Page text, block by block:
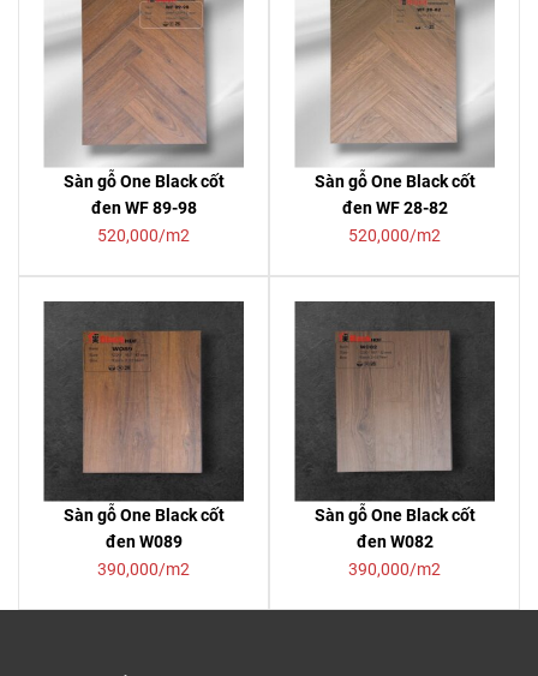
Sàn gỗ One Black cốt
đen WF 89-98
520,000/m2
Sàn gỗ One Black cốt
đen WF 28-82
520,000/m2
Sàn gỗ One Black cốt
đen W089
390,000/m2
Sàn gỗ One Black cốt
đen W082
390,000/m2